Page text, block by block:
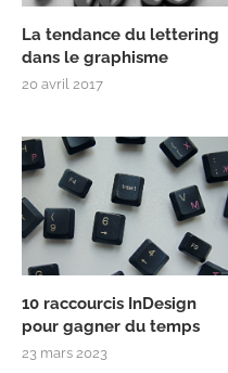
La tendance du lettering
dans le graphisme
20 avril 2017
10 raccourcis InDesign
pour gagner du temps
23 mars 2023